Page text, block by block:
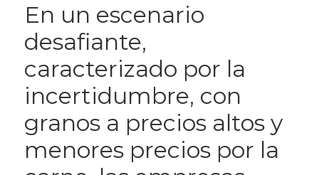
En un escenario
desafiante,
caracterizado por la
incertidumbre, con
granos a precios altos y
menores precios por la